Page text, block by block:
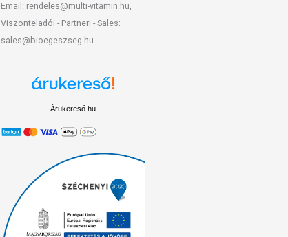
Email: rendeles@multi-vitamin.hu,
Viszonteladói - Partneri - Sales:
sales@bioegeszseg.hu
Árukereső.hu